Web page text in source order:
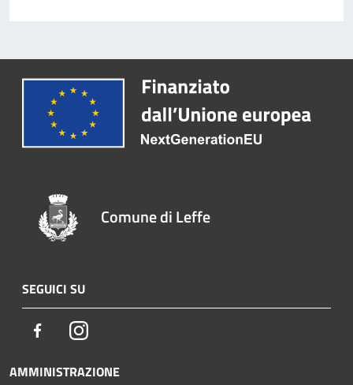
Comune di Leffe
SEGUICI SU
FacebookInstagram
AMMINISTRAZIONE